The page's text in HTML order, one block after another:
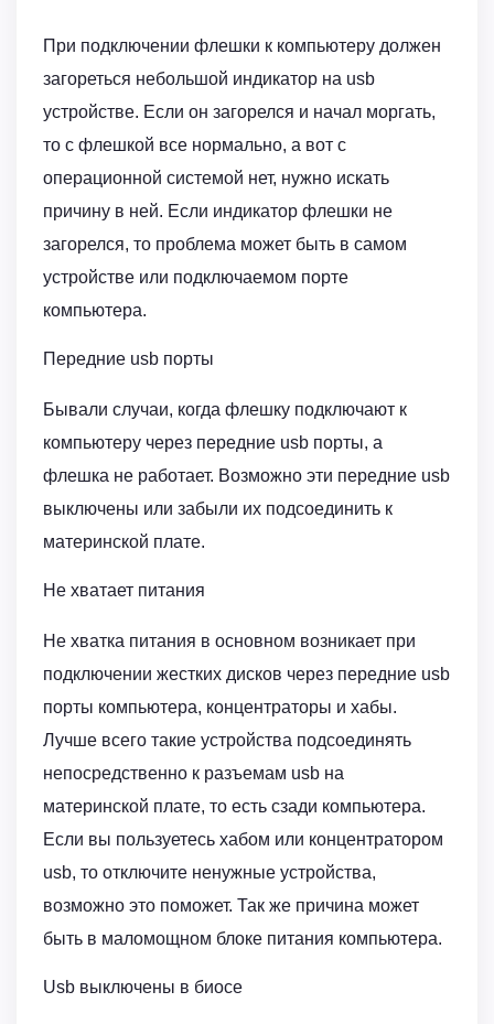
При подключении флешки к компьютеру должен
загореться небольшой индикатор на usb
устройстве. Если он загорелся и начал моргать,
то с флешкой все нормально, а вот с
операционной системой нет, нужно искать
причину в ней. Если индикатор флешки не
загорелся, то проблема может быть в самом
устройстве или подключаемом порте
компьютера.
Передние usb порты
Бывали случаи, когда флешку подключают к
компьютеру через передние usb порты, а
флешка не работает. Возможно эти передние usb
выключены или забыли их подсоединить к
материнской плате.
Не хватает питания
Не хватка питания в основном возникает при
подключении жестких дисков через передние usb
порты компьютера, концентраторы и хабы.
Лучше всего такие устройства подсоединять
непосредственно к разъемам usb на
материнской плате, то есть сзади компьютера.
Если вы пользуетесь хабом или концентратором
usb, то отключите ненужные устройства,
возможно это поможет. Так же причина может
быть в маломощном блоке питания компьютера.
Usb выключены в биосе